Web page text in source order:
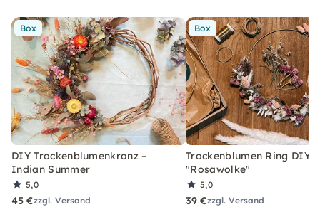
Box
DIY Trockenblumenkranz –
Indian Summer
5,0
45 €zzgl. Versand
Box
Trockenblumen Ring DIY-
"Rosawolke"
5,0
39 €zzgl. Versand